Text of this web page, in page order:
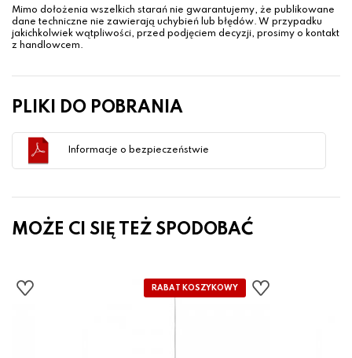
Mimo dołożenia wszelkich starań nie gwarantujemy, że publikowane
dane techniczne nie zawierają uchybień lub błędów. W przypadku
jakichkolwiek wątpliwości, przed podjęciem decyzji, prosimy o kontakt
z handlowcem.
PLIKI DO POBRANIA
Informacje o bezpieczeństwie
MOŻE CI SIĘ TEŻ SPODOBAĆ